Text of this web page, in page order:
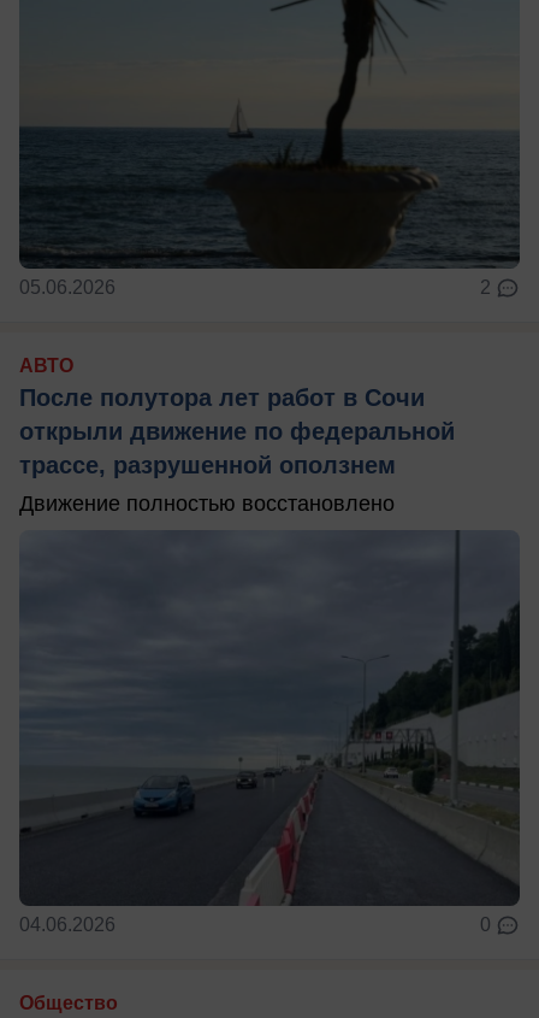
05.06.2026 2
АВТО
После полутора лет работ в Сочи
открыли движение по федеральной
трассе, разрушенной оползнем
Движение полностью восстановлено
04.06.2026 0
Общество